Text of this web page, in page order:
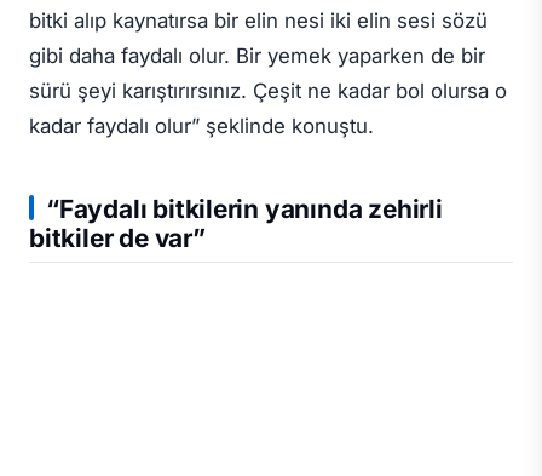
bitki alıp kaynatırsa bir elin nesi iki elin sesi sözü
gibi daha faydalı olur. Bir yemek yaparken de bir
sürü şeyi karıştırırsınız. Çeşit ne kadar bol olursa o
kadar faydalı olur” şeklinde konuştu.
“Faydalı bitkilerin yanında zehirli
bitkiler de var”